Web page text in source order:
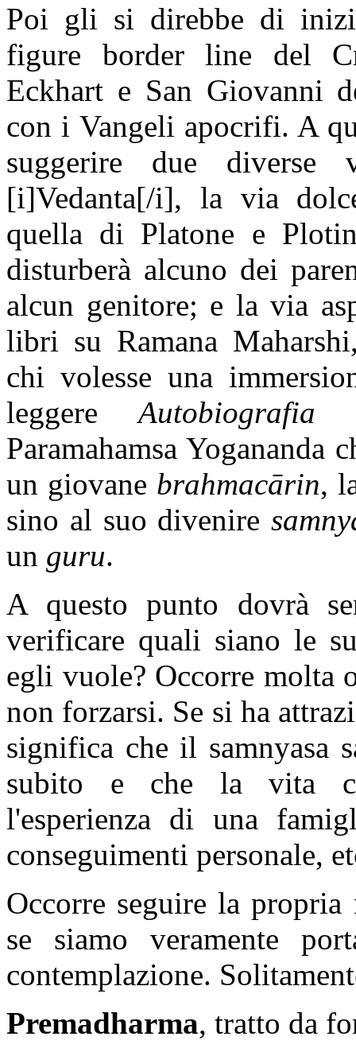
Poi gli si direbbe di
figure border line del
Eckhart e San Giovanni
con i Vangeli apocrifi. A
suggerire due
[i]Vedanta[/i], la via
quella di Platone e
disturberà alcuno dei
alcun genitore; e la via
libri su Ramana
chi volesse una
leggere
Paramahamsa Yogananda
un giovane brahmacārin,
sino al suo divenire
un guru.
A questo punto dovrà
verificare quali siano le
egli vuole? Occorre molta
non forzarsi. Se si ha
significa che il samnyasa
subito e che la vita ci
l'esperienza di una
conseguimenti personale,
Occorre seguire la propria
se siamo veramente
contemplazione.
Premadharma, tratto da